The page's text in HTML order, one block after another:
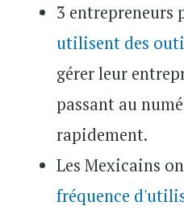
3 entrepreneurs
utilisent des
gérer leur
passant au
rapidement.
Les Mexicains
fréquence